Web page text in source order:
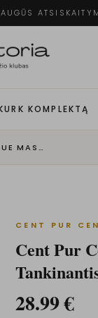
KOMPLEKTĄ
CENT PUR CENT LA MAJESTIQUE MASCARA – BLAKSTIENAS TANKINANTIS TUŠAS
CENT PUR
Cent Pur
28.99€